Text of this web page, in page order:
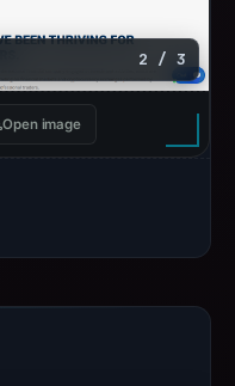
2 / 3
Open image